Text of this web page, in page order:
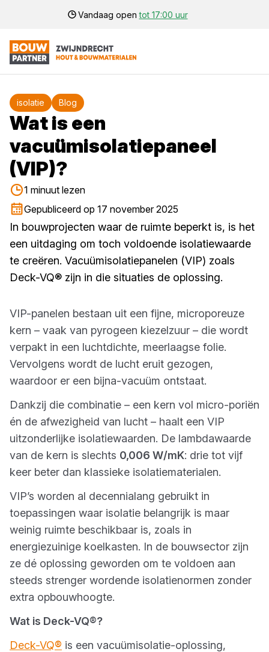
Vandaag opentot 17:00 uur
isolatie Blog
Wat is een
vacuümisolatiepaneel
(VIP)?
1 minuut lezen
Gepubliceerd op 17 november 2025
In bouwprojecten waar de ruimte beperkt is, is het
een uitdaging om toch voldoende isolatiewaarde
te creëren. Vacuümisolatiepanelen (VIP) zoals
Deck-VQ® zijn in die situaties de oplossing.
VIP-panelen bestaan uit een fijne, microporeuze
kern – vaak van pyrogeen kiezelzuur – die wordt
verpakt in een luchtdichte, meerlaagse folie.
Vervolgens wordt de lucht eruit gezogen,
waardoor er een bijna-vacuüm ontstaat.
Dankzij die combinatie – een kern vol micro-poriën
én de afwezigheid van lucht – haalt een VIP
uitzonderlijke isolatiewaarden. De lambdawaarde
van de kern is slechts 0,006 W/mK: drie tot vijf
keer beter dan klassieke isolatiematerialen.
VIP’s worden al decennialang gebruikt in
toepassingen waar isolatie belangrijk is maar
weinig ruimte beschikbaar is, zoals in
energiezuinige koelkasten. In de bouwsector zijn
ze dé oplossing geworden om te voldoen aan
steeds strenger wordende isolatienormen zonder
extra opbouwhoogte.
Wat is Deck-VQ®?
Deck-VQ® is een vacuümisolatie-oplossing,